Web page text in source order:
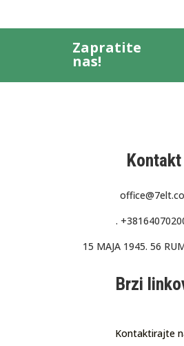
Zapratite
nas!
Kontakt
.
15 MAJA 1945. 56
Brzi
Kontaktirajte